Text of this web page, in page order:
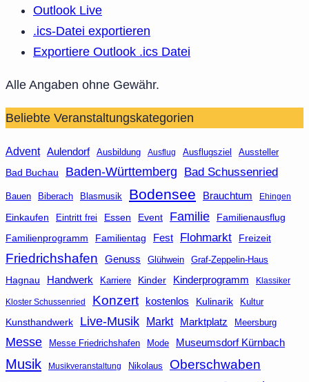
Outlook Live
.ics-Datei exportieren
Exportiere Outlook .ics Datei
Alle Angaben ohne Gewähr.
Beliebte Veranstaltungskategorien
Advent Aulendorf Ausbildung Ausflug Ausflugsziel
Aussteller
Bad Buchau
Baden-Württemberg Bad Schussenried
Bauen Biberach Blasmusik Bodensee Brauchtum Ehingen
Einkaufen Eintritt frei Essen Event Familie
Familienausflug
Familienprogramm
Familientag Fest Flohmarkt Freizeit
Friedrichshafen Genuss Glühwein Graf-Zeppelin-Haus
Hagnau Handwerk Karriere Kinder Kinderprogramm Klassiker
Kloster Schussenried Konzert kostenlos Kulinarik Kultur
Kunsthandwerk Live-Musik Markt Marktplatz Meersburg
Messe Messe Friedrichshafen Mode Museumsdorf Kürnbach
Musik Musikveranstaltung Nikolaus Oberschwaben